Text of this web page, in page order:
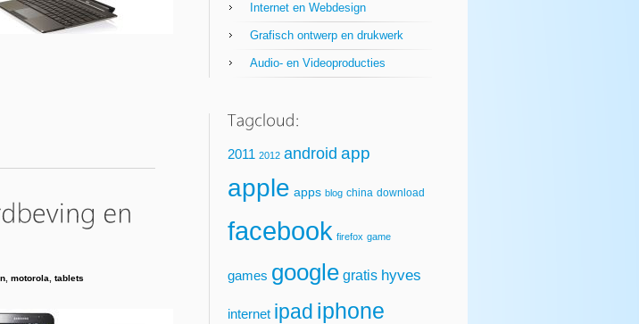
, motorola, tablets
Internet en Webdesign
Grafisch ontwerp en drukwerk
Audio- en Videoproducties
2011 2012 android app
apple apps blog china download
facebook firefox game
games google gratis hyves
internet ipad iphone